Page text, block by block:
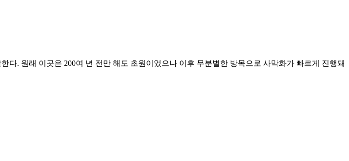
다. 원래 이곳은 200여 년 전만 해도 초원이었으나 이후 무분별한 방목으로 사막화가 빠르게 진행돼